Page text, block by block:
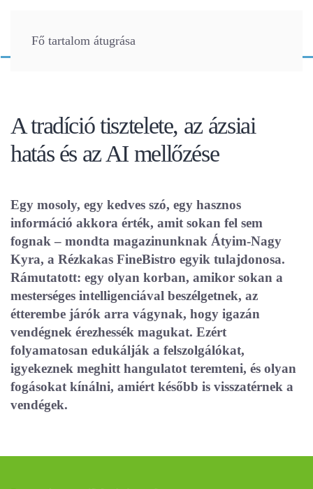
Fő tartalom átugrása
A tradíció tisztelete, az ázsiai
hatás és az AI mellőzése
Egy mosoly, egy kedves szó, egy hasznos
információ akkora érték, amit sokan fel sem
fognak – mondta magazinunknak Átyim-Nagy
Kyra, a Rézkakas FineBistro egyik tulajdonosa.
Rámutatott: egy olyan korban, amikor sokan a
mesterséges intelligenciával beszélgetnek, az
étterembe járók arra vágynak, hogy igazán
vendégnek érezhessék magukat. Ezért
folyamatosan edukálják a felszolgálókat,
igyekeznek meghitt hangulatot teremteni, és olyan
fogásokat kínálni, amiért később is visszatérnek a
vendégek.